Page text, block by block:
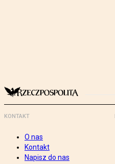
KONTAKT
O nas
Kontakt
Napisz do nas